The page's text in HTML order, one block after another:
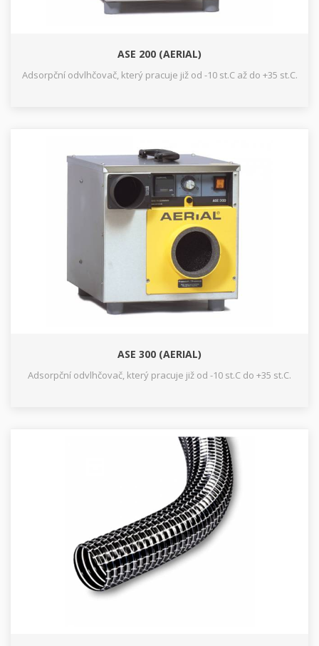
ASE 200 (AERIAL)
Adsorpční odvlhčovač, který pracuje již od -10 st.C až do +35 st.C.
ASE 300 (AERIAL)
Adsorpční odvlhčovač, který pracuje již od -10 st.C do +35 st.C.